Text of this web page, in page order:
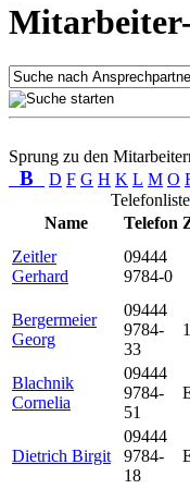
Sprung zu den
B D F G H K L M O
Name
Telefon
Zeitler
Gerhard
09444
9784-0
Bergermeier
Georg
09444
9784-
33
Blachnik
Cornelia
09444
9784-
51
Dietrich Birgit
09444
9784-
18